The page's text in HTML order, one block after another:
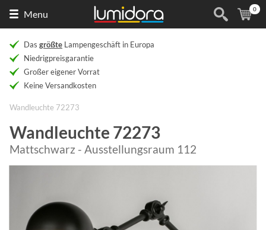
Menu (
0
Das größte Lampengeschäft in Europa
Niedrigpreisgarantie
Großer eigener Vorrat
Keine Versandkosten
Wandleuchte 72273
Wandleuchte 72273
Mattschwarz - Ausstellungsraum 112